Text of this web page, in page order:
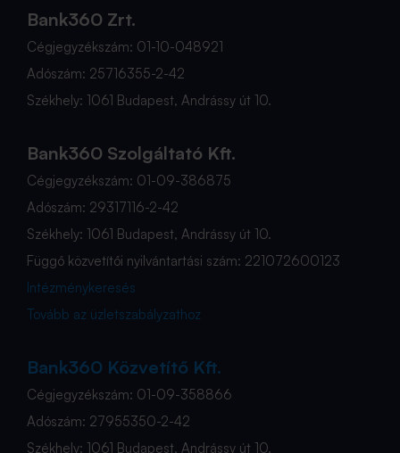
Bank360 Zrt.
Cégjegyzékszám: 01-10-048921
Adószám: 25716355-2-42
Székhely: 1061 Budapest, Andrássy út 10.
Bank360 Szolgáltató Kft.
Cégjegyzékszám: 01-09-386875
Adószám: 29317116-2-42
Székhely: 1061 Budapest, Andrássy út 10.
Függő közvetítői nyilvántartási szám: 221072600123
Intézménykeresés
Tovább az üzletszabályzathoz
Bank360 Közvetítő Kft.
Cégjegyzékszám: 01-09-358866
Adószám: 27955350-2-42
Székhely: 1061 Budapest, Andrássy út 10.